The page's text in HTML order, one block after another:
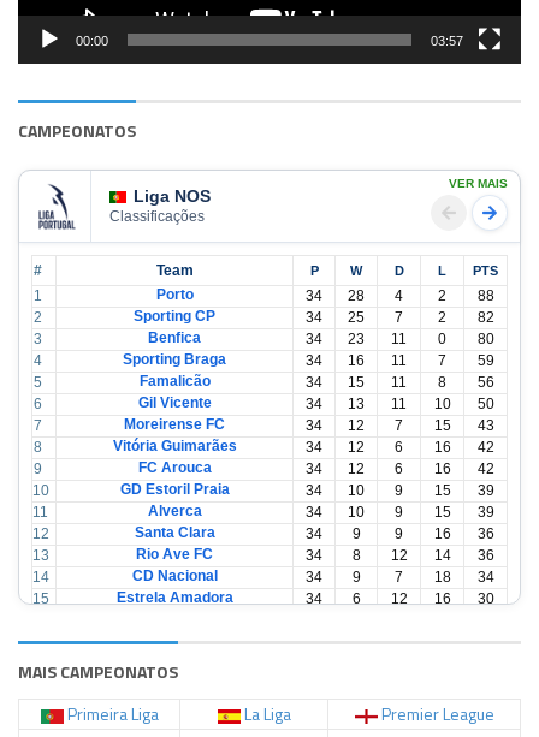
00:00 03:57
CAMPEONATOS
Liga NOS
Classificações
VER MAIS
# Team P W D L PTS
1 Porto 34 28 4 2
88
2
Sporting CP 34 25 7 2
82
3
Benfica 34 23 11 0
80
4
Sporting Braga 34 16 11 7
59
5
Famalicão 34 15 11 8
56
6
Gil Vicente 34 13 11 10
50
7
Moreirense FC 34 12 7 15
43
8
Vitória Guimarães 34 12 6 16
42
9
FC Arouca 34 12 6 16
42
10
GD Estoril Praia 34 10 9 15
39
11
Alverca 34 10 9 15
39
12
Santa Clara 34 9 9 16
36
13
Rio Ave FC 34 8 12 14
36
14
CD Nacional 34 9 7 18
34
15
Estrela Amadora 34 6 12 16
30
17
CD Tondela 34 6 10 18
28
18
MAIS CAMPEONATOS
Primeira Liga
La Liga
Premier League